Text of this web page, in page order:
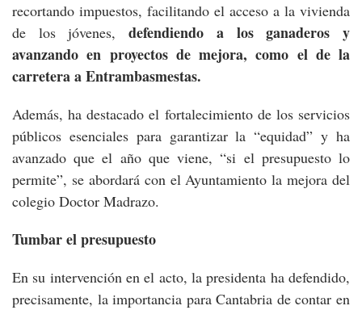
recortando impuestos, facilitando el acceso a la vivienda
de los jóvenes,defendiendo a los ganaderos y
avanzando en proyectos de mejora, como el de la
carretera a Entrambasmestas.
Además, ha destacado el fortalecimiento de los servicios
públicos esenciales para garantizar la “equidad” y ha
avanzado que el año que viene, “si el presupuesto lo
permite”, se abordará con el Ayuntamiento la mejora del
colegio Doctor Madrazo.
Tumbar el presupuesto
En su intervención en el acto, la presidenta ha defendido,
precisamente, la importancia para Cantabria de contar en